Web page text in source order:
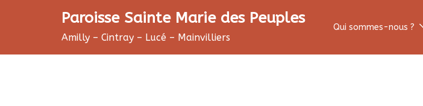
Paroisse Sainte Marie des Peuples
Amilly – Cintray – Lucé – Mainvilliers
Qui sommes-nous ?